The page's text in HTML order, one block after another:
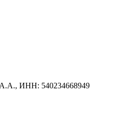
ИНН: 540234668949